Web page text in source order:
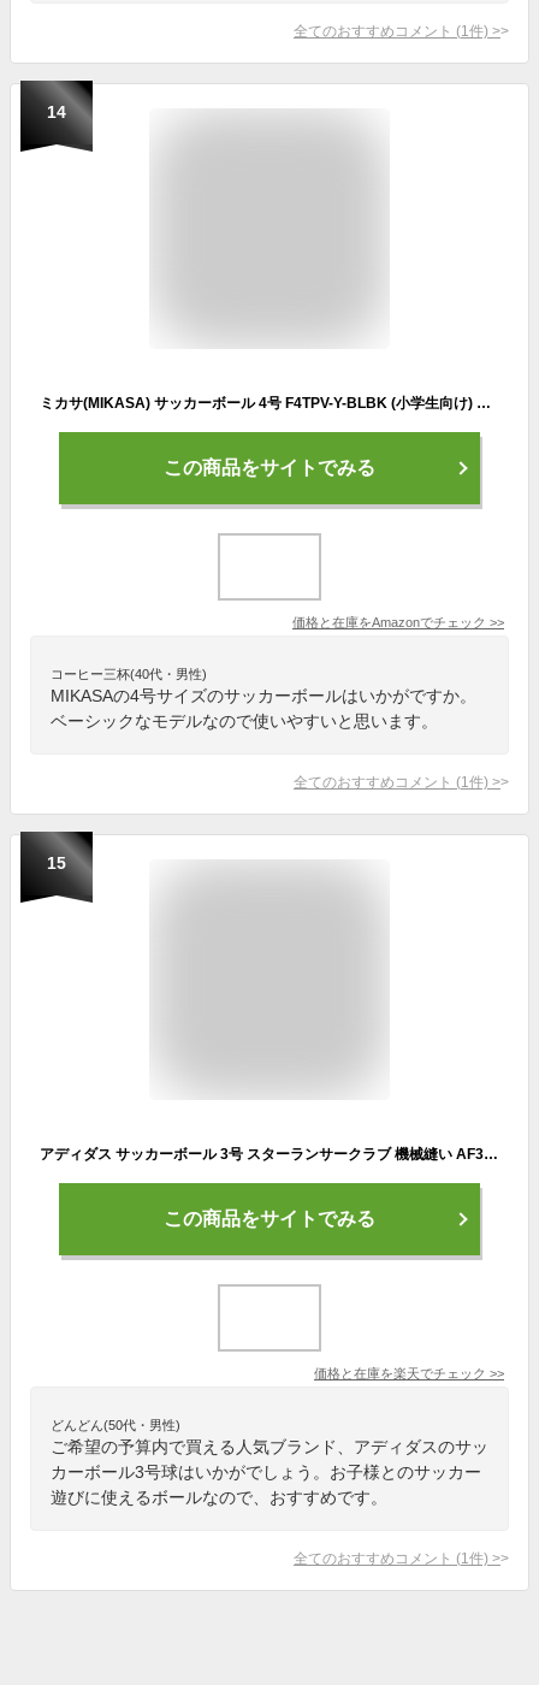
全てのおすすめコメント (1 件) >
14
ミカサ(MIKASA) サッカーボール 4号 F4TPV-Y-BLBK (小学生向け) 推奨内圧0.4～0.6(kgf/㎠)
この商品をサイトでみる
価格と在庫をAmazonでチェック >>
コーヒー三杯(40代・男性)
MIKASAの4号サイズのサッカーボールはいかがですか。
ベーシックなモデルなので使いやすいと思います。
全てのおすすめコメント (1 件) >
15
アディダス サッカーボール 3号 スターランサークラブ 機械縫い AF3888R adidas
この商品をサイトでみる
価格と在庫を楽天でチェック >>
どんどん(50代・男性)
ご希望の予算内で買える人気ブランド、アディダスのサッ
カーボール3号球はいかがでしょう。お子様とのサッカー
遊びに使えるボールなので、おすすめです。
全てのおすすめコメント (1 件) >